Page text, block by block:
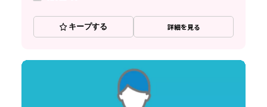
キープする 詳細を見る